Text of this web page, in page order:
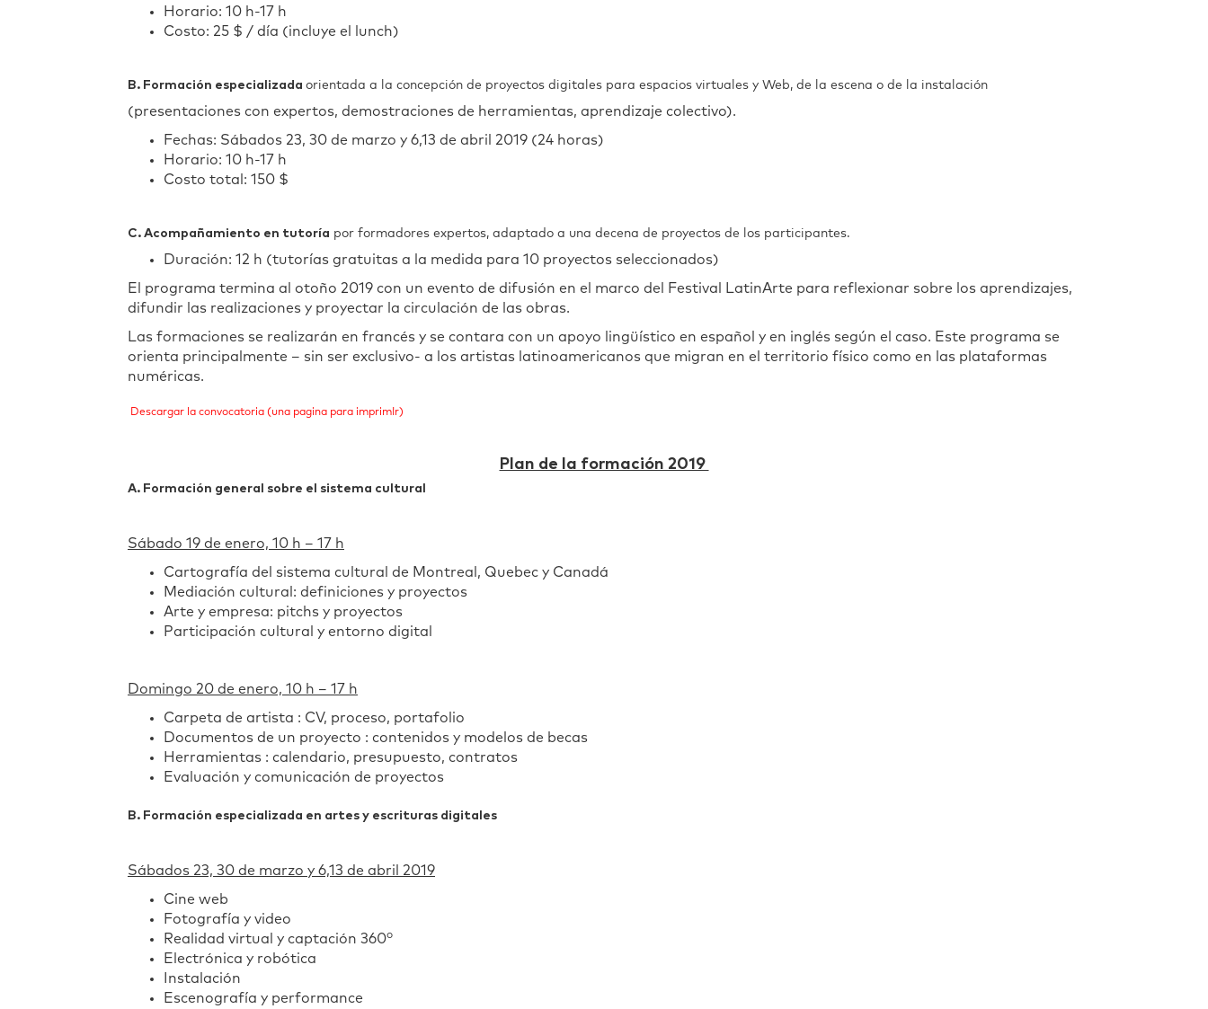
Horario: 10 h-17 h
Costo: 25 $ / día (incluye el lunch)
B. Formación especializada orientada a la concepción de proyectos digitales para espacios virtuales y Web, de la escena o de la instalación
(presentaciones con expertos, demostraciones de herramientas, aprendizaje colectivo).
Fechas: Sábados 23, 30 de marzo y 6,13 de abril 2019 (24 horas)
Horario: 10 h-17 h
Costo total: 150 $
C. Acompañamiento en tutoría por formadores expertos, adaptado a una decena de proyectos de los participantes.
Duración: 12 h (tutorías gratuitas a la medida para 10 proyectos seleccionados)
El programa termina al otoño 2019 con un evento de difusión en el marco del Festival LatinArte para reflexionar sobre los aprendizajes,
difundir las realizaciones y proyectar la circulación de las obras.
Las formaciones se realizarán en francés y se contara con un apoyo lingüístico en español y en inglés según el caso. Este programa se
orienta principalmente – sin ser exclusivo- a los artistas latinoamericanos que migran en el territorio físico como en las plataformas
numéricas.
Descargar la convocatoria (una pagina para imprimIr)
Plan de la formación 2019
A. Formación general sobre el sistema cultural
Sábado 19 de enero, 10 h – 17 h
Cartografía del sistema cultural de Montreal, Quebec y Canadá
Mediación cultural: definiciones y proyectos
Arte y empresa: pitchs y proyectos
Participación cultural y entorno digital
Domingo 20 de enero, 10 h – 17 h
Carpeta de artista : CV, proceso, portafolio
Documentos de un proyecto : contenidos y modelos de becas
Herramientas : calendario, presupuesto, contratos
Evaluación y comunicación de proyectos
B. Formación especializada en artes y escrituras digitales
Sábados 23, 30 de marzo y 6,13 de abril 2019
Cine web
Fotografía y video
Realidad virtual y captación 360o
Electrónica y robótica
Instalación
Escenografía y performance